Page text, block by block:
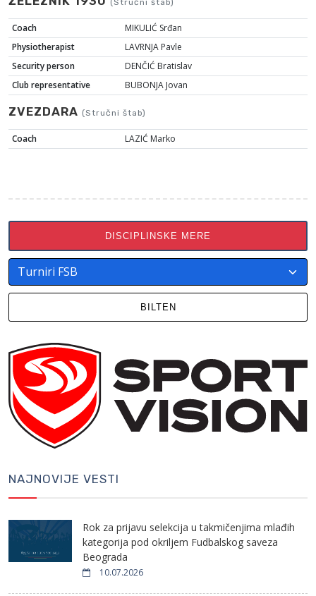
(Stručni štab)
Coach
MIKULIĆ Srđan
Physiotherapist
LAVRNJA Pavle
Security person
DENČIĆ Bratislav
Club representative
BUBONJA Jovan
ZVEZDARA (Stručni štab)
Coach LAZIĆ Marko
DISCIPLINSKE MERE
BILTEN
NAJNOVIJE VESTI
Rok za prijavu selekcija u takmičenjima mlađih
kategorija pod okriljem Fudbalskog saveza
Beograda
10.07.2026